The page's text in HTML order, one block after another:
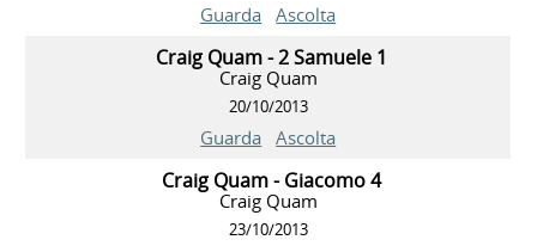
Guarda Ascolta
Craig Quam - 2 Samuele 1
Craig Quam
20/10/2013
Guarda Ascolta
Craig Quam - Giacomo 4
Craig Quam
23/10/2013